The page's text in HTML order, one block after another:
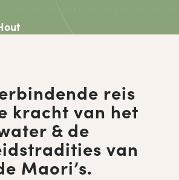
reis
kracht van het
& de
van
Maori’s.